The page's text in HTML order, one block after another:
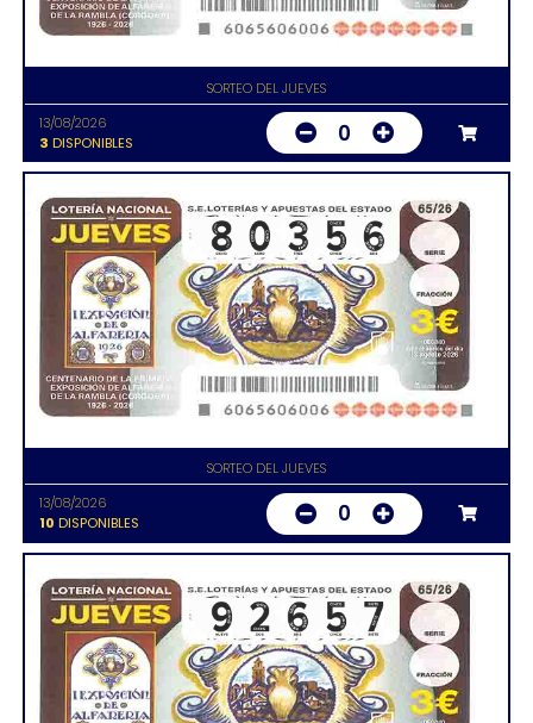
SORTEO DEL JUEVES
13/08/2026
3 DISPONIBLES 0
SORTEO DEL JUEVES
13/08/2026
10 DISPONIBLES 0